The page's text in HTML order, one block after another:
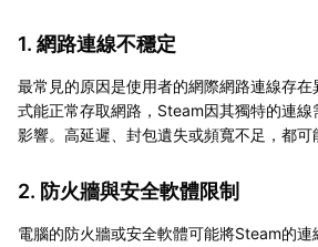
1. 網路連線不穩定
最常見的原因是使用者的網際網路連線存
式能正常存取網路，Steam因其獨特的連線
影響。高延遲、封包遺失或頻寬不足，都可
2. 防火牆與安全軟體限制
電腦的防火牆或安全軟體可能將Steam的